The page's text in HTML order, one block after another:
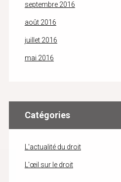
septembre 2016
août 2016
juillet 2016
mai 2016
Catégories
L'actualité du droit
L'œil sur le droit